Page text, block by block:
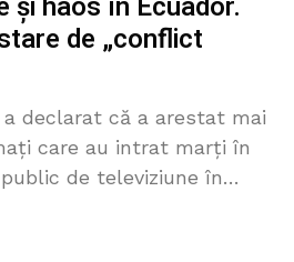
de „conflict
declarat că a arestat mai
care au intrat marți în
de televiziune în